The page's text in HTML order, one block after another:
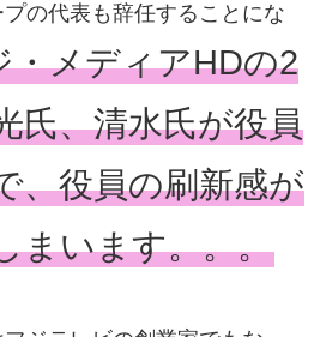
の代表も辞任することにな
・メディアHDの2
氏、清水氏が役員
、役員の刷新感が
まいます。。。